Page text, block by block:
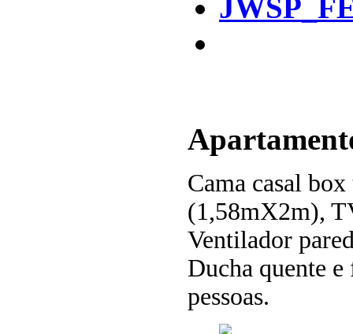
Cama casal
(1,58mX2m),
Ventilador
Ducha quente
pessoas.